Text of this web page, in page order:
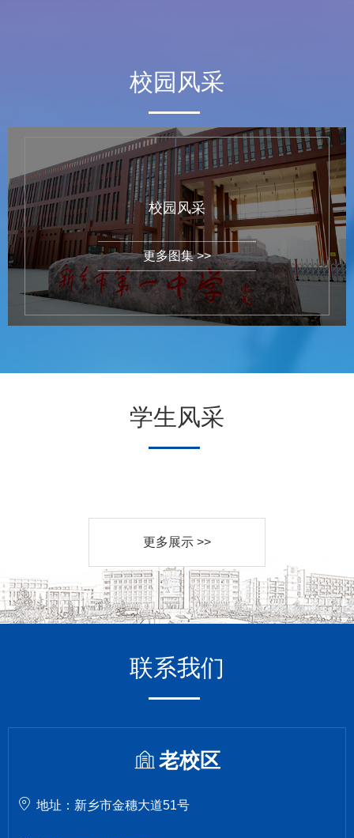
校园风采
校园风采
更多图集 >>
学生风采
更多展示 >>
联系我们
老校区
地址：新乡市金穗大道51号